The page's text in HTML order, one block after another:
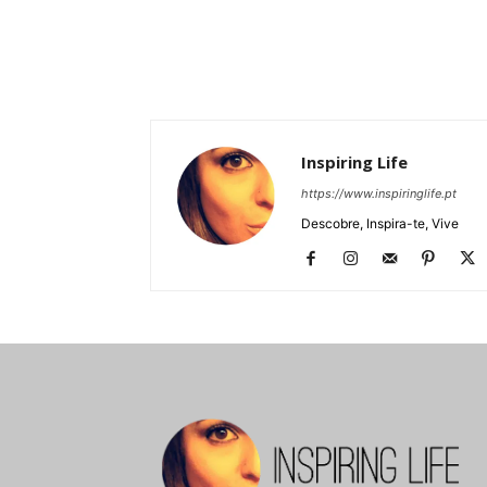
Inspiring Life
https://www.inspiringlife.pt
Descobre, Inspira-te, Vive